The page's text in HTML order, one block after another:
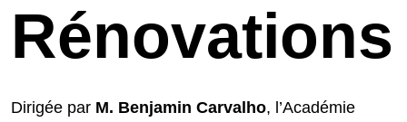
Rénovations
Dirigée par M. Benjamin Carvalho, l’Académie